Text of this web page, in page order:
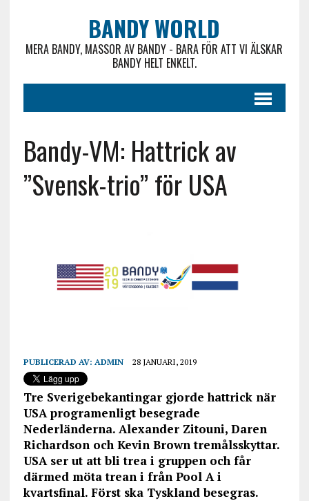
BANDY WORLD
MERA BANDY, MASSOR AV BANDY - BARA FÖR ATT VI ÄLSKAR
BANDY HELT ENKELT.
Bandy-VM: Hattrick av
”Svensk-trio” för USA
PUBLICERAD AV: ADMIN 28 JANUARI, 2019
Tre Sverigebekantingar gjorde hattrick när
USA programenligt besegrade
Nederländerna. Alexander Zitouni, Daren
Richardson och Kevin Brown tremålsskyttar.
USA ser ut att bli trea i gruppen och får
därmed möta trean i från Pool A i
kvartsfinal. Först ska Tyskland besegras.